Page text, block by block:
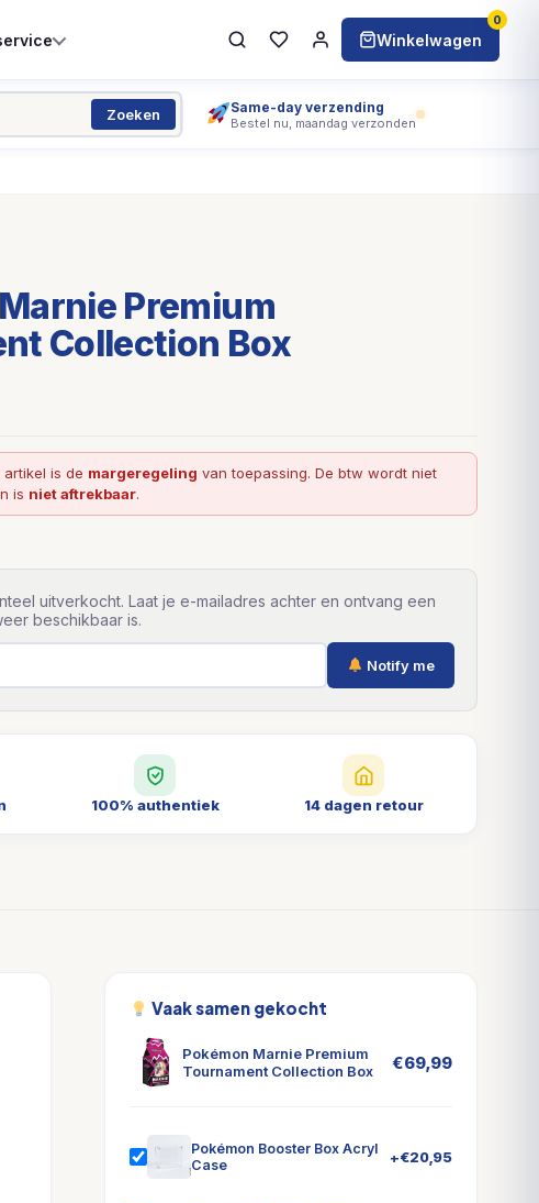
Winkelwagen
0
Zoeken Same-day verzending
Bestel nu, maandag verzonden
Premium
Collection Box
artikel is de margeregeling van toepassing. De btw wordt niet
is niet aftrekbaar.
uitverkocht. Laat je e-mailadres achter en ontvang een
beschikbaar is.
Notify me
100% authentiek 14 dagen retour
Vaak samen gekocht
Pokémon Marnie Premium
Tournament Collection Box
€69,99
Pokémon Booster Box Acryl
Case
+€20,95